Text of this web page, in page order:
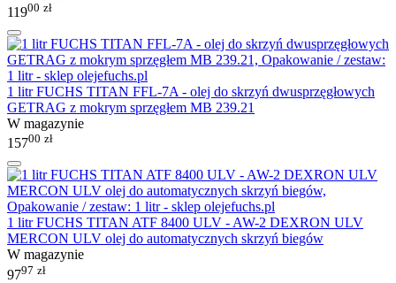
11900 zł
1 litr FUCHS TITAN FFL-7A - olej do skrzyń dwusprzęgłowych
GETRAG z mokrym sprzęgłem MB 239.21
W magazynie
15700 zł
1 litr FUCHS TITAN ATF 8400 ULV - AW-2 DEXRON ULV
MERCON ULV olej do automatycznych skrzyń biegów
W magazynie
9797 zł